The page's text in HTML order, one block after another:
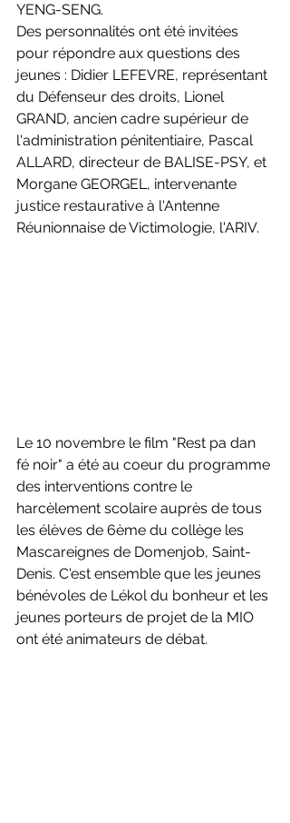
YENG-SENG.
Des personnalités ont été invitées
pour répondre aux questions des
jeunes : Didier LEFEVRE, représentant
du Défenseur des droits, Lionel
GRAND, ancien cadre supérieur de
l'administration pénitentiaire, Pascal
ALLARD, directeur de BALISE-PSY, et
Morgane GEORGEL, intervenante
justice restaurative à l'Antenne
Réunionnaise de Victimologie, l'ARIV.
Le 10 novembre le film "Rest pa dan
fé noir" a été au coeur du programme
des interventions contre le
harcèlement scolaire auprès de tous
les élèves de 6ème du collège les
Mascareignes de Domenjob, Saint-
Denis. C'est ensemble que les jeunes
bénévoles de Lékol du bonheur et les
jeunes porteurs de projet de la MIO
ont été animateurs de débat.